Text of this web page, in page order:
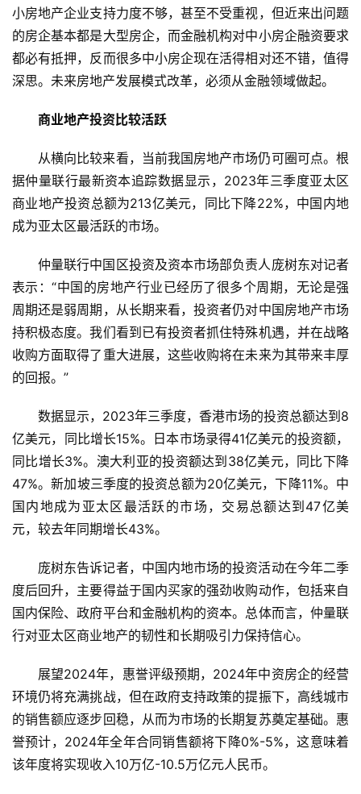
首
页
业
消
活
科
技
财
教
育
专
题
车
·
新
小房地产企业支持力度不够，甚至不受重视，但近来出问题
的房企基本都是大型房企，而金融机构对中小房企融资要求
都必有抵押，反而很多中小房企现在活得相对还不错，值得
深思。未来房地产发展模式改革，必须从金融领域做起。
商业地产投资比较活跃
从横向比较来看，当前我国房地产市场仍可圈可点。根
据仲量联行最新资本追踪数据显示，2023年三季度亚太区
商业地产投资总额为213亿美元，同比下降22%，中国内地
成为亚太区最活跃的市场。
仲量联行中国区投资及资本市场部负责人庞树东对记者
表示：“中国的房地产行业已经历了很多个周期，无论是强
周期还是弱周期，从长期来看，投资者仍对中国房地产市场
持积极态度。我们看到已有投资者抓住特殊机遇，并在战略
收购方面取得了重大进展，这些收购将在未来为其带来丰厚
的回报。”
数据显示，2023年三季度，香港市场的投资总额达到8
亿美元，同比增长15%。日本市场录得41亿美元的投资额，
同比增长3%。澳大利亚的投资额达到38亿美元，同比下降
47%。新加坡三季度的投资总额为20亿美元，下降11%。中
国内地成为亚太区最活跃的市场，交易总额达到47亿美
元，较去年同期增长43%。
庞树东告诉记者，中国内地市场的投资活动在今年二季
度后回升，主要得益于国内买家的强劲收购动作，包括来自
国内保险、政府平台和金融机构的资本。总体而言，仲量联
行对亚太区商业地产的韧性和长期吸引力保持信心。
展望2024年，惠誉评级预期，2024年中资房企的经营
环境仍将充满挑战，但在政府支持政策的提振下，高线城市
的销售额应逐步回稳，从而为市场的长期复苏奠定基础。惠
誉预计，2024年全年合同销售额将下降0%-5%，这意味着
该年度将实现收入10万亿-10.5万亿元人民币。